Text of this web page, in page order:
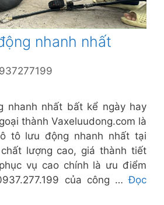
nhanh nhất
nhanh nhất bất kể ngày hay
thành Vaxeluudong.com là
tô lưu động nhanh nhất tại
lượng cao, giá thành tiết
vụ cao chính là ưu điểm
của công …Đọc